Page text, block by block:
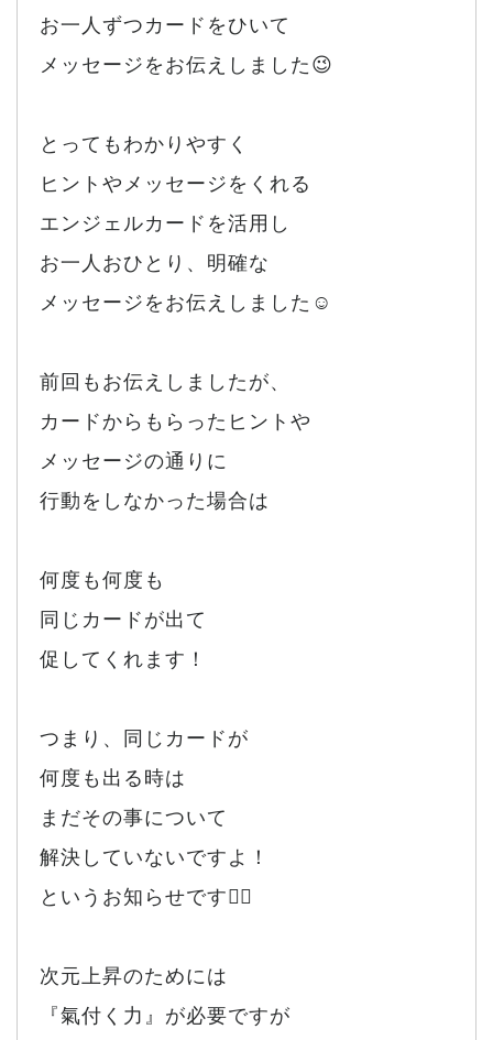
お一人ずつカードをひいて
メッセージをお伝えしました😉
とってもわかりやすく
ヒントやメッセージをくれる
エンジェルカードを活用し
お一人おひとり、明確な
メッセージをお伝えしました☺️
前回もお伝えしましたが、
カードからもらったヒントや
メッセージの通りに
行動をしなかった場合は
何度も何度も
同じカードが出て
促してくれます！
つまり、同じカードが
何度も出る時は
まだその事について
解決していないですよ！
というお知らせです🙂‍↕️
次元上昇のためには
『氣付く力』が必要ですが